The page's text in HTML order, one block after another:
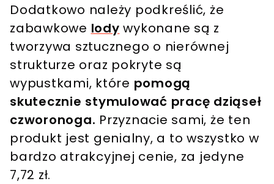
Dodatkowo należy podkreślić, że
zabawkowe lody wykonane są z
tworzywa sztucznego o nierównej
strukturze oraz pokryte są
wypustkami, które pomogą
skutecznie stymulować pracę dziąseł
czworonoga. Przyznacie sami, że ten
produkt jest genialny, a to wszystko w
bardzo atrakcyjnej cenie, za jedyne
7,72 zł.